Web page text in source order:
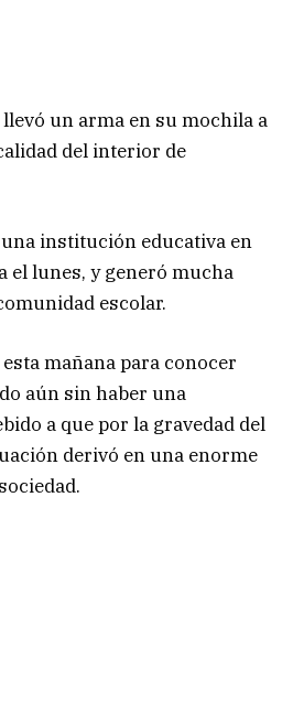
un arma en su mochila a
del interior de
institución educativa en
el lunes, y generó mucha
escolar.
mañana para conocer
aún sin haber una
a que por la gravedad del
derivó en una enorme